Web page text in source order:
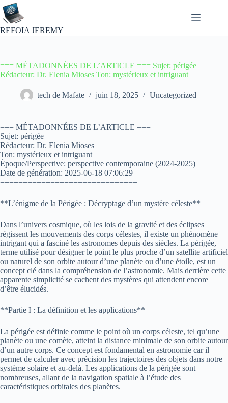
Passer
au
contenu
REFOIA JEREMY
=== MÉTADONNÉES DE L’ARTICLE === Sujet: périgée
Rédacteur: Dr. Elenia Mioses Ton: mystérieux et intriguant
tech de Mafate juin 18, 2025 Uncategorized
=== MÉTADONNÉES DE L’ARTICLE ===
Sujet: périgée
Rédacteur: Dr. Elenia Mioses
Ton: mystérieux et intriguant
Époque/Perspective: perspective contemporaine (2024-2025)
Date de génération: 2025-06-18 07:06:29
==============================
**L’énigme de la Périgée : Décryptage d’un mystère céleste**
Dans l’univers cosmique, où les lois de la gravité et des éclipses
régissent les mouvements des corps célestes, il existe un phénomène
intrigant qui a fasciné les astronomes depuis des siècles. La périgée,
terme utilisé pour désigner le point le plus proche d’un satellite artificiel
ou naturel de son orbite autour d’une planète ou d’une étoile, est un
concept clé dans la compréhension de l’astronomie. Mais derrière cette
apparente simplicité se cachent des mystères qui attendent encore
d’être élucidés.
**Partie I : La définition et les applications**
La périgée est définie comme le point où un corps céleste, tel qu’une
planète ou une comète, atteint la distance minimale de son orbite autour
d’un autre corps. Ce concept est fondamental en astronomie car il
permet de calculer avec précision les trajectoires des objets dans notre
système solaire et au-delà. Les applications de la périgée sont
nombreuses, allant de la navigation spatiale à l’étude des
caractéristiques orbitales des planètes.